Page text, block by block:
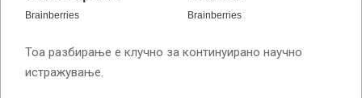
Тоа разбирање е клучно за континуирано научно
истражување.